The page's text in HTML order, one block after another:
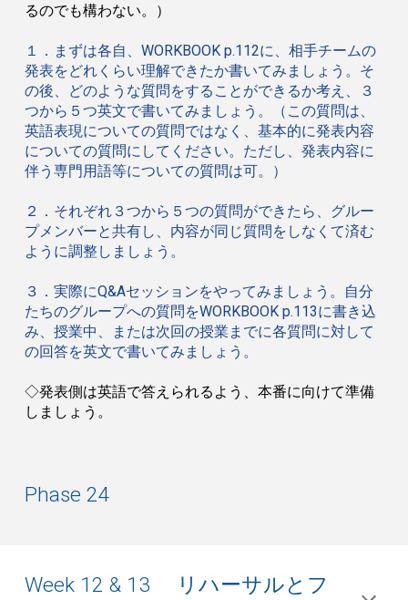
るのでも構わない。）
１．まずは各自、WORKBOOK p.112に、相手チームの
発表をどれくらい理解できたか書いてみましょう。そ
の後、どのような質問をすることができるか考え、３
つから５つ英文で書いてみましょう。（この質問は、
英語表現についての質問ではなく、基本的に発表内容
についての質問にしてください。ただし、発表内容に
伴う専門用語等についての質問は可。）
２．それぞれ３つから５つの質問ができたら、グルー
プメンバーと共有し、内容が同じ質問をしなくて済む
ように調整しましょう。
３．実際にQ&Aセッションをやってみましょう。自分
たちのグループへの質問をWORKBOOK p.113に書き込
み、授業中、または次回の授業までに各質問に対して
の回答を英文で書いてみましょう。
◇発表側は英語で答えられるよう、本番に向けて準備
しましょう。
Phase 24
Week 12 & 13 リハーサルとフ